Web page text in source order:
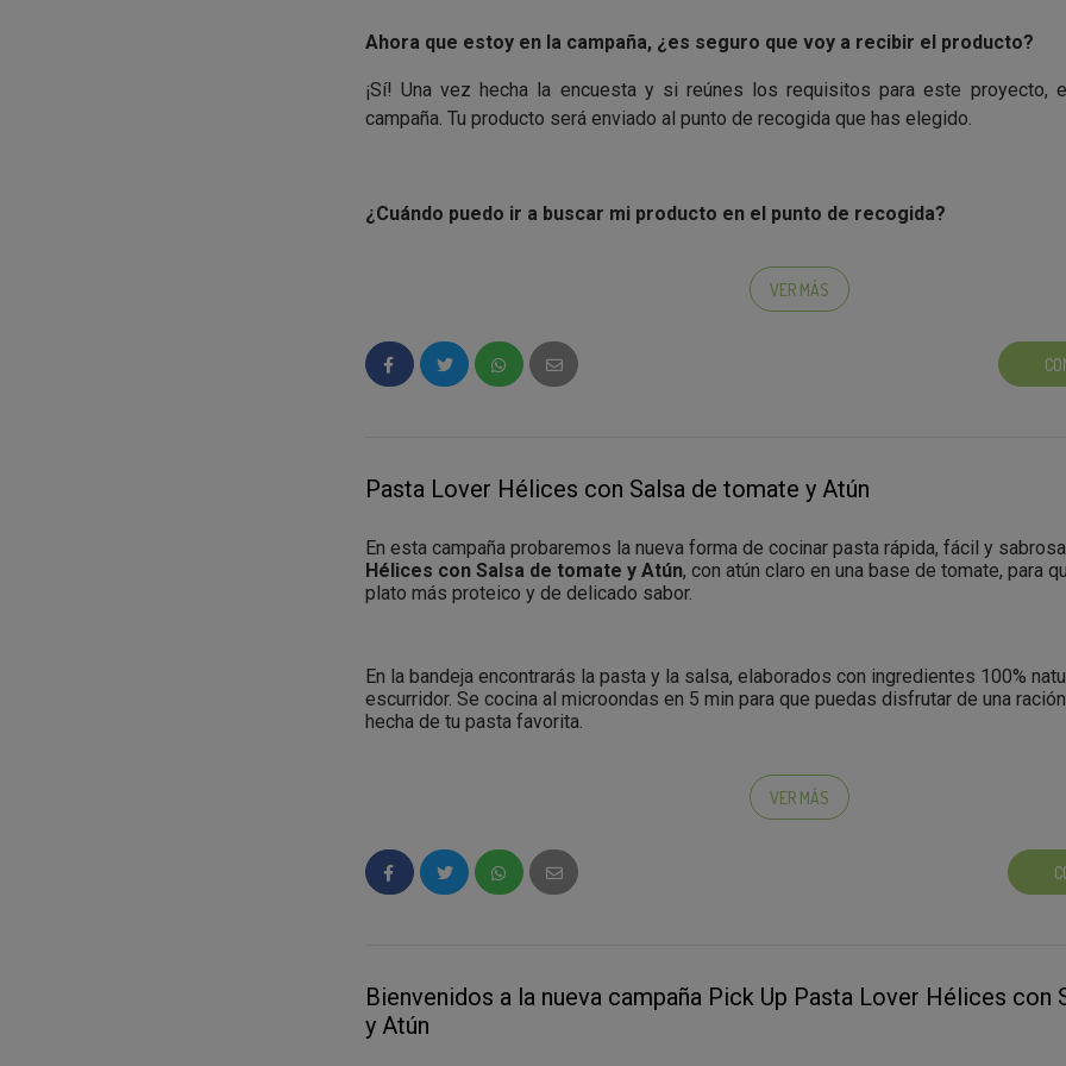
Ahora que estoy en la campaña, ¿es seguro que voy a recibir el producto?
¡Sí! Una vez hecha la encuesta y si reúnes los requisitos para este proyecto,
campaña. Tu producto será enviado al punto de recogida que has elegido.
¿Cuándo puedo ir a buscar mi producto en el punto de recogida?
Dentro de poco recibirás un correo electrónico o un SMS confirmando el día en que
disponible para pasarlo a recoger (recuerda que tendrás 5 días para
proponemos algunos retos para conocerte mejor. Recuerda que tu participación
producto y un código para validar con el móvil en el momento de la recogida.
Testamus by Kuvut, en la campaña Pick Up en la que estés participando e
para validarlo ¡Y ya puedes irte con el producto a casa! :)
¿Qué hago cuando tenga el producto?
¿Qué pasa si no puedo ir?
VER MÁS
Pasta Lover Hélices con Salsa de tomate y Atún
En esta campaña probaremos la nueva forma de cocinar pasta rápida, fácil y
Hélices con Salsa de tomate y Atún, con atún claro en una base de tomate, para
plato más proteico y de delicado sabor.
En la bandeja encontrarás la pasta y la salsa, elaborados con ingredientes 100%
escurridor. Se cocina al microondas en 5 min para que puedas disfrutar de una
hecha de tu pasta favorita.
Gallo revoluciona una vez más el mundo de la pasta ;)
Y tú, ¿te dejarás seducir por su increible sabor? Recuerda que puedes
VER MÁS
Bienvenidos a la nueva campaña Pick Up Pasta Lover Hélices con
y Atún